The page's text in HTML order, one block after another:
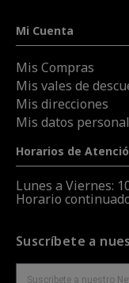
Mi Cuenta
Mis Compras
Mis vales de
Mis direcciones
Mis datos
Horarios de
Lunes a Viernes:
Horario
Suscríbete a